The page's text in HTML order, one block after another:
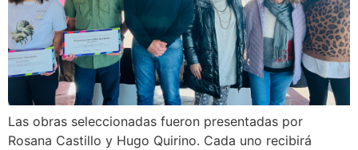
Las obras seleccionadas fueron presentadas por
Rosana Castillo y Hugo Quirino. Cada uno recibirá